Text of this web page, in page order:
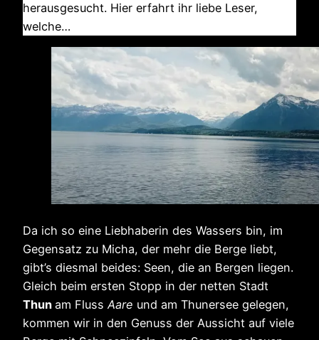
herausgesucht. Hier erfahrt ihr liebe Leser,
welche…
Da ich so eine Liebhaberin des Wassers bin, im
Gegensatz zu Micha, der mehr die Berge liebt,
gibt’s diesmal beides: Seen, die an Bergen liegen.
Gleich beim ersten Stopp in der netten Stadt
Thun am Fluss Aare und am Thunersee gelegen,
kommen wir in den Genuss der Aussicht auf viele